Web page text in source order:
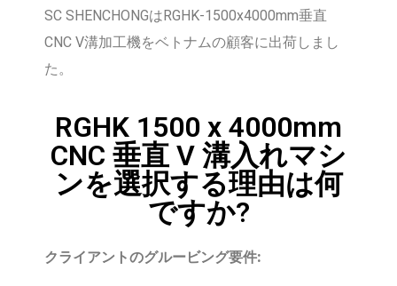
SC SHENCHONGはRGHK-1500x4000mm垂直
CNC V溝加工機をベトナムの顧客に出荷しまし
た。
RGHK 1500 x 4000mm
CNC 垂直 V 溝入れマシ
ンを選択する理由は何
ですか?
クライアントのグルービング要件: